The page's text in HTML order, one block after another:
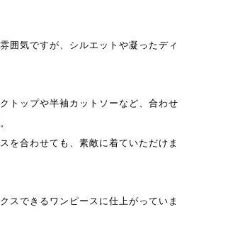
囲気ですが、シルエットや凝ったディ
トップや半袖カットソーなど、合わせ
を合わせても、素敵に着ていただけま
スできるワンピースに仕上がっていま